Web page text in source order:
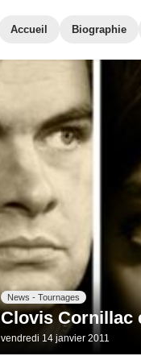
Accueil Biographie
News - Tournages
Clovis Cornillac
vendredi 14 janvier 2011